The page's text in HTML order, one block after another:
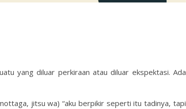
yang diluar perkiraan atau diluar ekspektasi. Ada
jitsu wa) “aku berpikir seperti itu tadinya, tapi